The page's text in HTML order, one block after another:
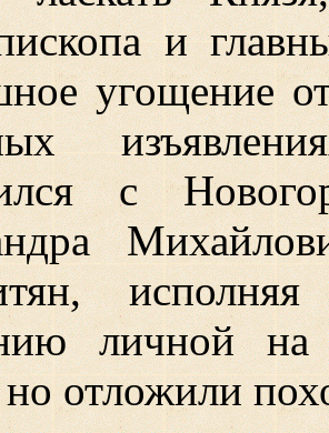
и
угощение
с
личной на
отложили